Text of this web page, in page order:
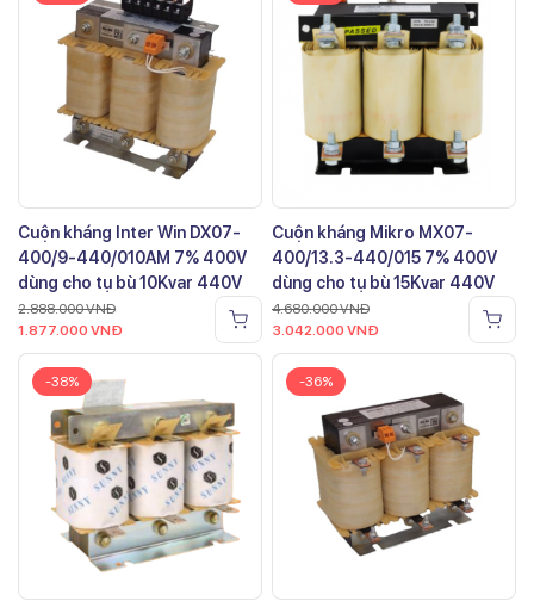
Cuộn kháng Inter Win DX07-
400/9-440/010AM 7% 400V
dùng cho tụ bù 10Kvar 440V
2.888.000VNĐ
1.877.000 VNĐ
Cuộn kháng Mikro MX07-
400/13.3-440/015 7% 400V
dùng cho tụ bù 15Kvar 440V
4.680.000VNĐ
3.042.000 VNĐ
-38% -36%